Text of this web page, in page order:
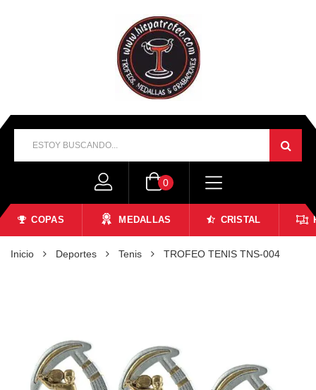
0
COPAS MEDALLAS CRISTAL
Inicio Deportes Tenis TROFEO TENIS TNS-004